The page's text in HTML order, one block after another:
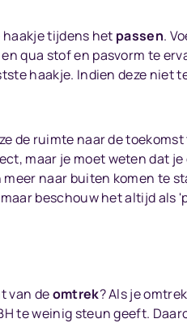
haakje tijdens het passen.
qua stof en pasvorm te
haakje. Indien deze niet
de ruimte naar de
maar je moet weten dat
naar buiten komen te
beschouw het altijd als
van deomtrek? Als je
te weinig steun geeft.